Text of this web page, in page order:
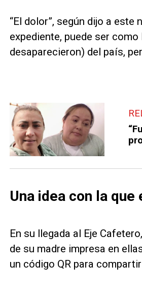
“El dolor”, según dijo a este
expediente, puede ser
desaparecieron) del país,
Una idea con la
En su llegada al Eje
de su madre impresa en
un código QR para